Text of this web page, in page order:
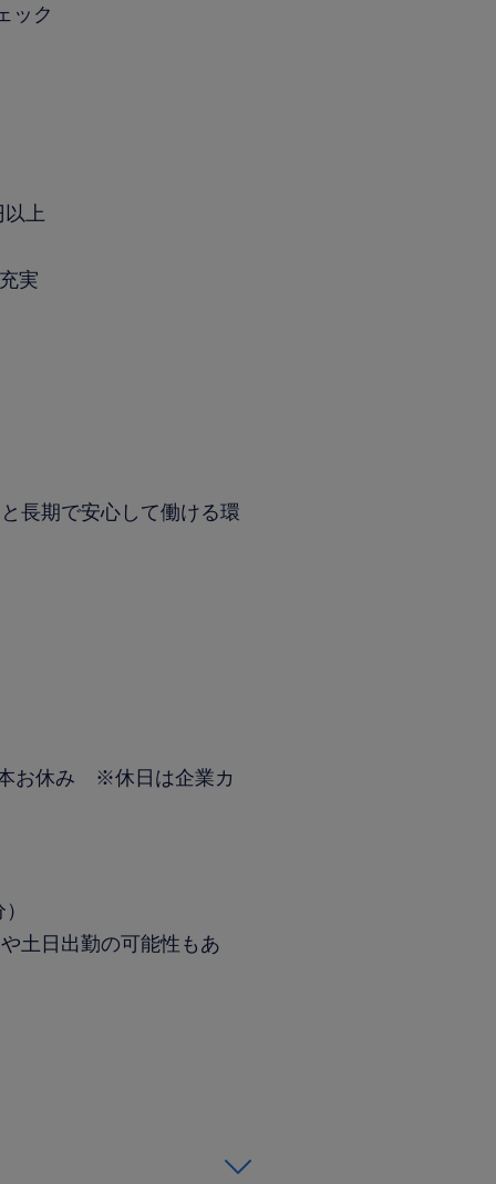
ック
上
実
長期で安心して働ける環
お休み ※休日は企業カ
土日出勤の可能性もあ